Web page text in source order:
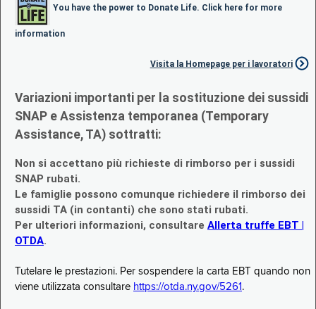
You have the power to Donate Life. Click here for more
information
Visita la Homepage per i lavoratori
Variazioni importanti per la sostituzione dei sussidi
SNAP e Assistenza temporanea (Temporary
Assistance, TA) sottratti:
Non si accettano più richieste di rimborso per i sussidi
SNAP rubati.
Le famiglie possono comunque richiedere il rimborso dei
sussidi TA (in contanti) che sono stati rubati.
Per ulteriori informazioni, consultare Allerta truffe EBT |
OTDA.
Tutelare le prestazioni. Per sospendere la carta EBT quando non
viene utilizzata consultare https://otda.ny.gov/5261 .